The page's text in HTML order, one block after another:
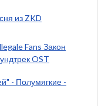
из ZKD
Fans Закон
OST
- Полумягкие -